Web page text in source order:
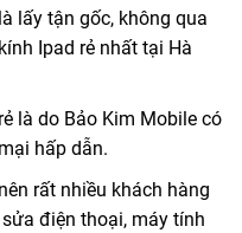
lấy tận gốc, không qua
Ipad rẻ nhất tại Hà
là do Bảo Kim Mobile có
hấp dẫn.
rất nhiều khách hàng
điện thoại, máy tính